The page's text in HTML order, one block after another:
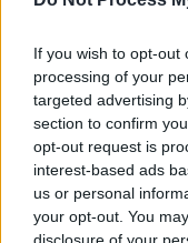
If you wish to opt-out
processing of your
targeted advertising
section to confirm
opt-out request is
interest-based ads
us or personal
your opt-out. You
Διεθνούς
παρουσιάζει
παίρνουν μαζί
φίλου τους για
και μια σειρά
περιοχής
μονοπάτια. Στο